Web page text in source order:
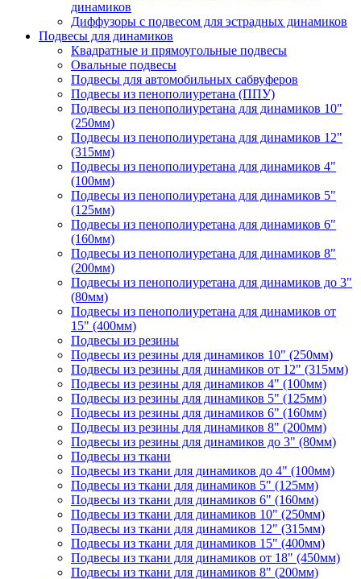
динамиков
Диффузоры с подвесом для эстрадных динамиков
Подвесы для динамиков
Квадратные и прямоугольные подвесы
Овальные подвесы
Подвесы для автомобильных сабвуферов
Подвесы из пенополиуретана (ППУ)
Подвесы из пенополиуретана для динамиков 10"
(250мм)
Подвесы из пенополиуретана для динамиков 12"
(315мм)
Подвесы из пенополиуретана для динамиков 4"
(100мм)
Подвесы из пенополиуретана для динамиков 5"
(125мм)
Подвесы из пенополиуретана для динамиков 6"
(160мм)
Подвесы из пенополиуретана для динамиков 8"
(200мм)
Подвесы из пенополиуретана для динамиков до 3"
(80мм)
Подвесы из пенополиуретана для динамиков от
15" (400мм)
Подвесы из резины
Подвесы из резины для динамиков 10" (250мм)
Подвесы из резины для динамиков от 12" (315мм)
Подвесы из резины для динамиков 4" (100мм)
Подвесы из резины для динамиков 5" (125мм)
Подвесы из резины для динамиков 6" (160мм)
Подвесы из резины для динамиков 8" (200мм)
Подвесы из резины для динамиков до 3" (80мм)
Подвесы из ткани
Подвесы из ткани для динамиков до 4" (100мм)
Подвесы из ткани для динамиков 5" (125мм)
Подвесы из ткани для динамиков 6" (160мм)
Подвесы из ткани для динамиков 10" (250мм)
Подвесы из ткани для динамиков 12" (315мм)
Подвесы из ткани для динамиков 15" (400мм)
Подвесы из ткани для динамиков от 18" (450мм)
Подвесы из ткани для динамиков 8" (200мм)